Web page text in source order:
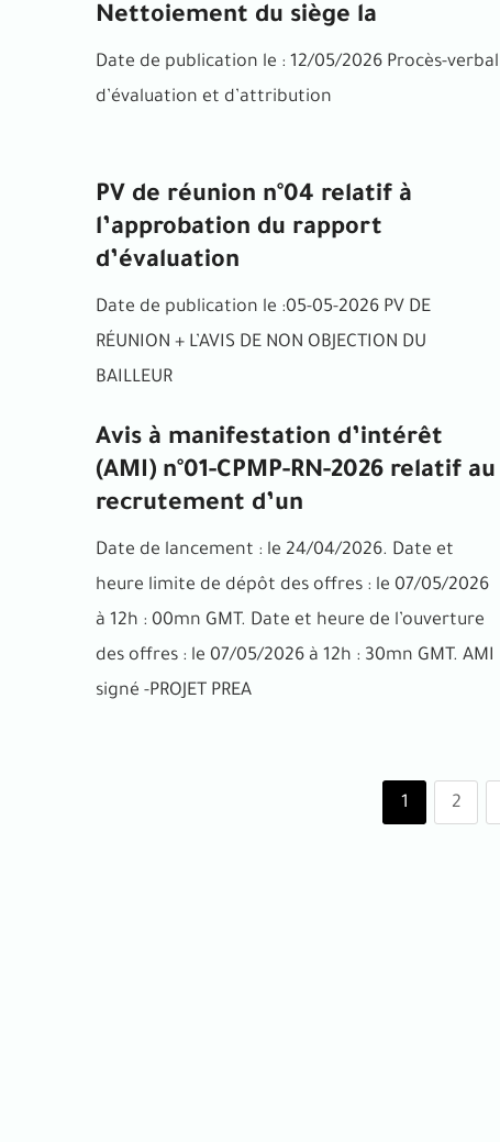
Nettoiement du siège la
Date de publication le : 12/05/2026 Procès-verbal
d’évaluation et d’attribution
PV de réunion n°04 relatif à
l’approbation du rapport
d’évaluation
Date de publication le :05-05-2026 PV DE
RÉUNION + L’AVIS DE NON OBJECTION DU
BAILLEUR
Avis à manifestation d’intérêt
(AMI) n°01-CPMP-RN-2026 relatif au
recrutement d’un
Date de lancement : le 24/04/2026. Date et
heure limite de dépôt des offres : le 07/05/2026
à 12h : 00mn GMT. Date et heure de l’ouverture
des offres : le 07/05/2026 à 12h : 30mn GMT. AMI
signé -PROJET PREA
1 2